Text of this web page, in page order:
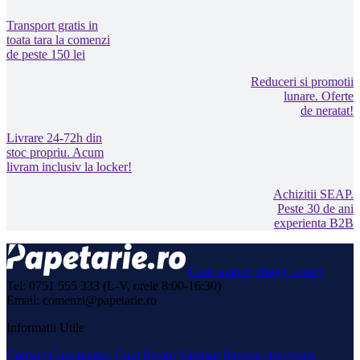
Transport gratis in
toata tara la comenzi
de peste 150 lei
Reduceri si promotii
lunare. Oferte
de neratat!
Livrare 24-72h din
stoc propriu. Acum
livram inclusiv la locker!
Achizitii SEAP.
Peste 30 de ani
experienta B2B
Cine suntem Blog Contact
Tel: 0751 555 333 (L-V, orele 8:00-16:30)
Email: comenzi@papetarie.ro
Informatii Utile
Contact Cum platesc Cum livram Sitemap Intrebari frecvente